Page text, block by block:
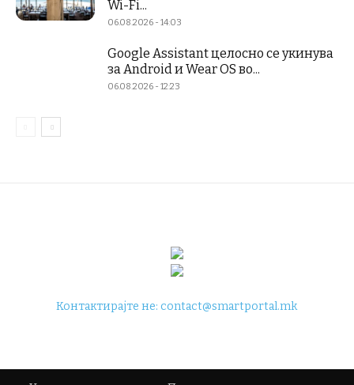
Wi-Fi...
06.08.2026 - 14:03
Google Assistant целосно се укинува
за Android и Wear OS во...
06.08.2026 - 12:23
Контактирајте не:contact@smartportal.mk